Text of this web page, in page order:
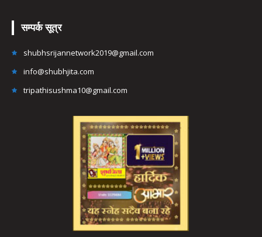
सम्पर्क सूत्र
shubhsrijannetwork2019@gmail.com
info@shubhjita.com
tripathisushma10@gmail.com